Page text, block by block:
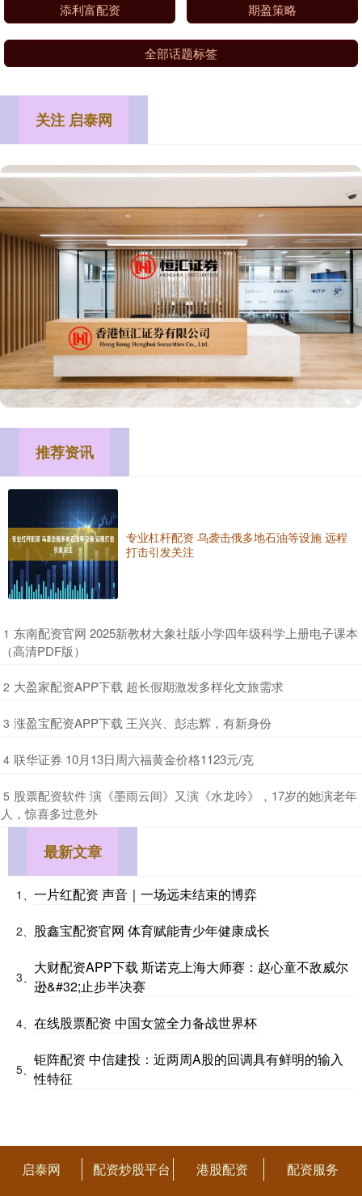
添利富配资 期盈策略
全部话题标签
关注 启泰网
推荐资讯
专业杠杆配资 乌袭击俄多地石油等设施 远程
打击引发关注
1 ​东南配资官网 2025新教材大象社版小学四年级科学上册电子课本
（高清PDF版）
2 ​大盈家配资APP下载 超长假期激发多样化文旅需求
3 ​涨盈宝配资APP下载 王兴兴、彭志辉，有新身份
4 ​联华证券 10月13日周六福黄金价格1123元/克
5 ​股票配资软件 演《墨雨云间》又演《水龙吟》，17岁的她演老年
人，惊喜多过意外
最新文章
1、 一片红配资 声音｜一场远未结束的博弈
2、 股鑫宝配资官网 体育赋能青少年健康成长
3、
大财配资APP下载 斯诺克上海大师赛：赵心童不敌威尔
逊&#32;止步半决赛
4、 在线股票配资 中国女篮全力备战世界杯
5、
钜阵配资 中信建投：近两周A股的回调具有鲜明的输入
性特征
启泰网 配资炒股平台 港股配资 配资服务